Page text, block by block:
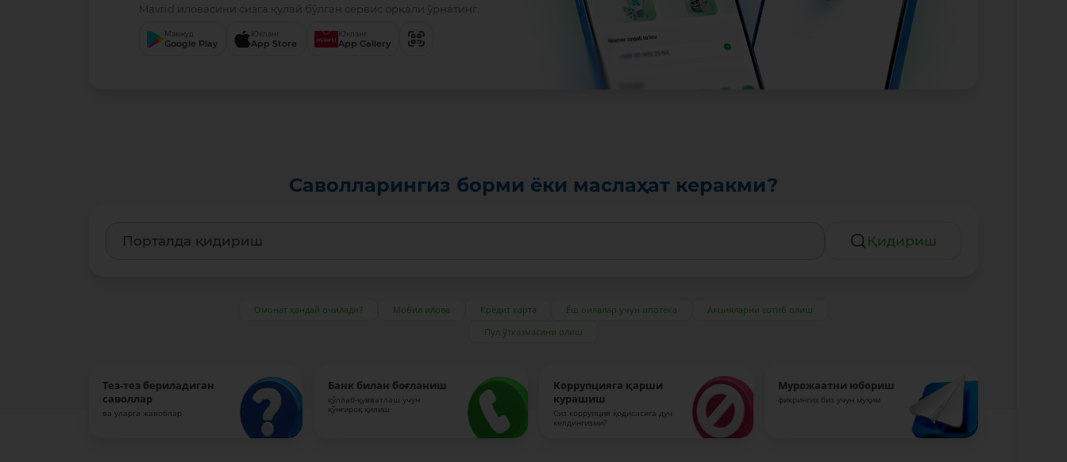
Mavrid иловасини сизга қулай бўлган сервис орқали ўрнатинг:
Мавжуд
Google Play
Юкланг
App Store
Юкланг
App Gallery
Саволларингиз борми ёки маслаҳат керакми?
Қидириш
Омонат қандай очилади? Мобил илова Кредит карта Ёш оилалар учун ипотека
Акцияларни сотиб олиш
Пул ўтказмасини олиш
Тез-тез бериладиган
саволлар
ва уларга жавоблар
Банк билан боғланиш
қўллаб-қувватлаш учун
қўнғироқ қилиш
Коррупцияга қарши
курашиш
Сиз коррупция ҳодисасига дуч
келдингизми?
Мурожаатни юбориш
фикрингиз биз учун муҳим